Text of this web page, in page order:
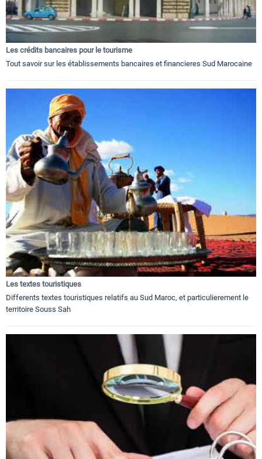
Les crédits bancaires pour le tourisme
Tout savoir sur les établissements bancaires et financieres Sud Marocaine
Les textes touristiques
Differents textes touristiques relatifs au Sud Maroc, et particulierement le
territoire Souss Sah